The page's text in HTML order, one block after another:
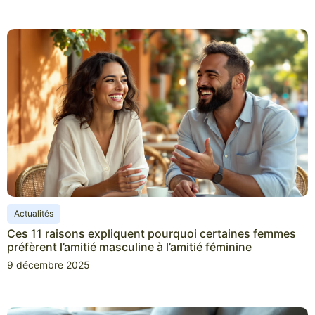
Actualités
Ces 11 raisons expliquent pourquoi certaines femmes
préfèrent l’amitié masculine à l’amitié féminine
9 décembre 2025